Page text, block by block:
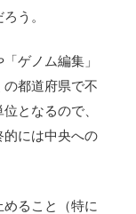
う。
ゲノム編集」
都道府県で不
となるので、
的には中央への
ること（特に